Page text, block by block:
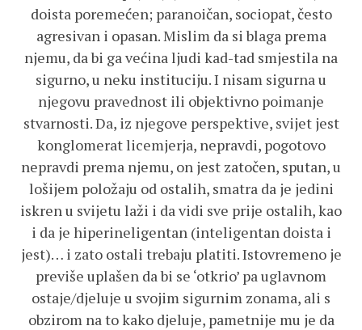
doista poremećen; paranoičan, sociopat, često
agresivan i opasan. Mislim da si blaga prema
njemu, da bi ga većina ljudi kad-tad smjestila na
sigurno, u neku instituciju. I nisam sigurna u
njegovu pravednost ili objektivno poimanje
stvarnosti. Da, iz njegove perspektive, svijet jest
konglomerat licemjerja, nepravdi, pogotovo
nepravdi prema njemu, on jest zatočen, sputan, u
lošijem položaju od ostalih, smatra da je jedini
iskren u svijetu laži i da vidi sve prije ostalih, kao
i da je hiperineligentan (inteligentan doista i
jest)… i zato ostali trebaju platiti. Istovremeno je
previše uplašen da bi se ‘otkrio’ pa uglavnom
ostaje/djeluje u svojim sigurnim zonama, ali s
obzirom na to kako djeluje, pametnije mu je da